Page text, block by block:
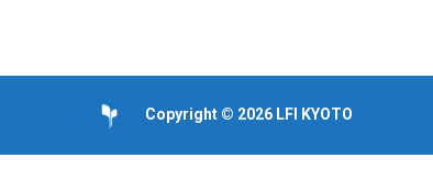
Copyright © 2026 LFI KYOTO